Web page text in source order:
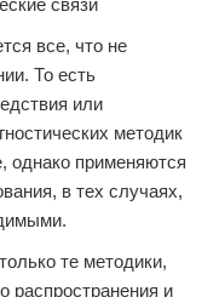
все, что не
То есть
или
методик
однако применяются
в тех случаях,
те методики,
распространения и